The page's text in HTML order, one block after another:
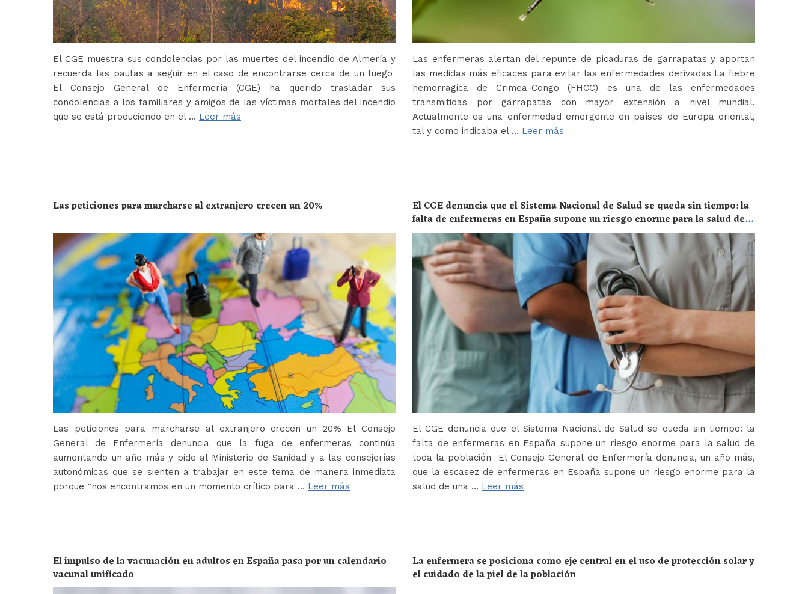
El CGE muestra sus condolencias por las muertes del incendio de Almería y
recuerda las pautas a seguir en el caso de encontrarse cerca de un fuego
El Consejo General de Enfermería (CGE) ha querido trasladar sus
condolencias a los familiares y amigos de las víctimas mortales del incendio
que se está produciendo en el … Leer más
Las enfermeras alertan del repunte de picaduras de garrapatas y aportan
las medidas más eficaces para evitar las enfermedades derivadas La fiebre
hemorrágica de Crimea-Congo (FHCC) es una de las enfermedades
transmitidas por garrapatas con mayor extensión a nivel mundial.
Actualmente es una enfermedad emergente en países de Europa oriental,
tal y como indicaba el … Leer más
Las peticiones para marcharse al extranjero crecen un 20%
Las peticiones para marcharse al extranjero crecen un 20% El Consejo
General de Enfermería denuncia que la fuga de enfermeras continúa
aumentando un año más y pide al Ministerio de Sanidad y a las consejerías
autonómicas que se sienten a trabajar en este tema de manera inmediata
porque “nos encontramos en un momento crítico para … Leer más
El CGE denuncia que el Sistema Nacional de Salud se queda sin tiempo: la
falta de enfermeras en España supone un riesgo enorme para la salud de
toda la población
El CGE denuncia que el Sistema Nacional de Salud se queda sin tiempo: la
falta de enfermeras en España supone un riesgo enorme para la salud de
toda la población El Consejo General de Enfermería denuncia, un año más,
que la escasez de enfermeras en España supone un riesgo enorme para la
salud de una … Leer más
El impulso de la vacunación en adultos en España pasa por un calendario
vacunal unificado
La enfermera se posiciona como eje central en el uso de protección solar y
el cuidado de la piel de la población